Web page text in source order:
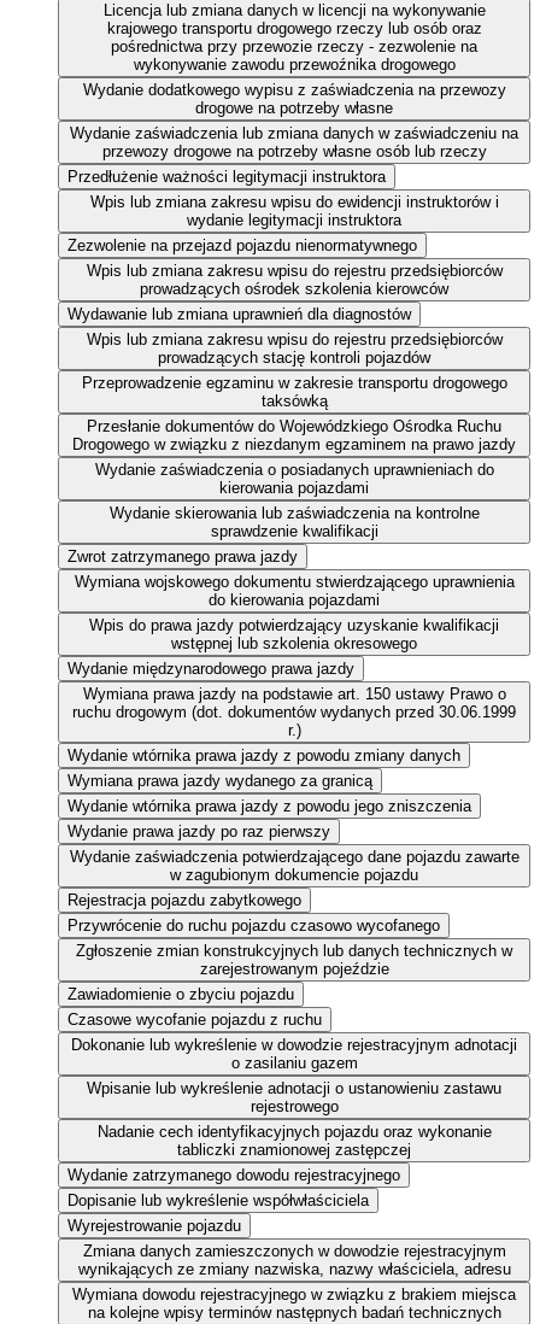
Licencja lub zmiana danych w licencji na wykonywanie
krajowego transportu drogowego rzeczy lub osób oraz
pośrednictwa przy przewozie rzeczy - zezwolenie na
wykonywanie zawodu przewoźnika drogowego
Wydanie dodatkowego wypisu z zaświadczenia na przewozy
drogowe na potrzeby własne
Wydanie zaświadczenia lub zmiana danych w zaświadczeniu na
przewozy drogowe na potrzeby własne osób lub rzeczy
Przedłużenie ważności legitymacji instruktora
Wpis lub zmiana zakresu wpisu do ewidencji instruktorów i
wydanie legitymacji instruktora
Zezwolenie na przejazd pojazdu nienormatywnego
Wpis lub zmiana zakresu wpisu do rejestru przedsiębiorców
prowadzących ośrodek szkolenia kierowców
Wydawanie lub zmiana uprawnień dla diagnostów
Wpis lub zmiana zakresu wpisu do rejestru przedsiębiorców
prowadzących stację kontroli pojazdów
Przeprowadzenie egzaminu w zakresie transportu drogowego
taksówką
Przesłanie dokumentów do Wojewódzkiego Ośrodka Ruchu
Drogowego w związku z niezdanym egzaminem na prawo jazdy
Wydanie zaświadczenia o posiadanych uprawnieniach do
kierowania pojazdami
Wydanie skierowania lub zaświadczenia na kontrolne
sprawdzenie kwalifikacji
Zwrot zatrzymanego prawa jazdy
Wymiana wojskowego dokumentu stwierdzającego uprawnienia
do kierowania pojazdami
Wpis do prawa jazdy potwierdzający uzyskanie kwalifikacji
wstępnej lub szkolenia okresowego
Wydanie międzynarodowego prawa jazdy
Wymiana prawa jazdy na podstawie art. 150 ustawy Prawo o
ruchu drogowym (dot. dokumentów wydanych przed 30.06.1999
r.)
Wydanie wtórnika prawa jazdy z powodu zmiany danych
Wymiana prawa jazdy wydanego za granicą
Wydanie wtórnika prawa jazdy z powodu jego zniszczenia
Wydanie prawa jazdy po raz pierwszy
Wydanie zaświadczenia potwierdzającego dane pojazdu zawarte
w zagubionym dokumencie pojazdu
Rejestracja pojazdu zabytkowego
Przywrócenie do ruchu pojazdu czasowo wycofanego
Zgłoszenie zmian konstrukcyjnych lub danych technicznych w
zarejestrowanym pojeździe
Zawiadomienie o zbyciu pojazdu
Czasowe wycofanie pojazdu z ruchu
Dokonanie lub wykreślenie w dowodzie rejestracyjnym adnotacji
o zasilaniu gazem
Wpisanie lub wykreślenie adnotacji o ustanowieniu zastawu
rejestrowego
Nadanie cech identyfikacyjnych pojazdu oraz wykonanie
tabliczki znamionowej zastępczej
Wydanie zatrzymanego dowodu rejestracyjnego
Dopisanie lub wykreślenie współwłaściciela
Wyrejestrowanie pojazdu
Zmiana danych zamieszczonych w dowodzie rejestracyjnym
wynikających ze zmiany nazwiska, nazwy właściciela, adresu
Wymiana dowodu rejestracyjnego w związku z brakiem miejsca
na kolejne wpisy terminów następnych badań technicznych